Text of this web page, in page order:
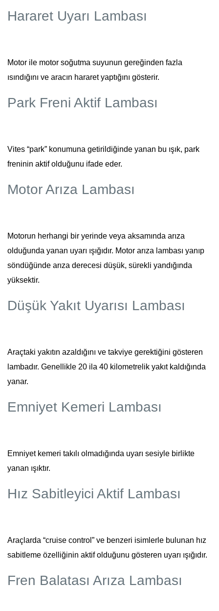
Hararet Uyarı Lambası
Motor ile motor soğutma suyunun gereğinden fazla
ısındığını ve aracın hararet yaptığını gösterir.
Park Freni Aktif Lambası
Vites “park” konumuna getirildiğinde yanan bu ışık, park
freninin aktif olduğunu ifade eder.
Motor Arıza Lambası
Motorun herhangi bir yerinde veya aksamında arıza
olduğunda yanan uyarı ışığıdır. Motor arıza lambası yanıp
söndüğünde arıza derecesi düşük, sürekli yandığında
yüksektir.
Düşük Yakıt Uyarısı Lambası
Araçtaki yakıtın azaldığını ve takviye gerektiğini gösteren
lambadır. Genellikle 20 ila 40 kilometrelik yakıt kaldığında
yanar.
Emniyet Kemeri Lambası
Emniyet kemeri takılı olmadığında uyarı sesiyle birlikte
yanan ışıktır.
Hız Sabitleyici Aktif Lambası
Araçlarda “cruise control” ve benzeri isimlerle bulunan hız
sabitleme özelliğinin aktif olduğunu gösteren uyarı ışığıdır.
Fren Balatası Arıza Lambası